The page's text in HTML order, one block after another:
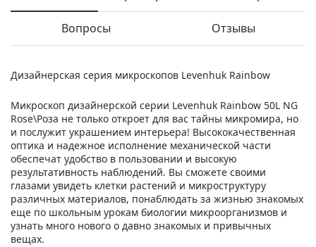
Вопросы Отзывы
Дизайнерская серия микроскопов Levenhuk Rainbow
Микроскоп дизайнерской серии Levenhuk Rainbow 50L NG
Rose\Роза не только откроет для вас тайны микромира, но
и послужит украшением интерьера! Высококачественная
оптика и надежное исполнение механической части
обеспечат удобство в пользовании и высокую
результативность наблюдений. Вы сможете своими
глазами увидеть клетки растений и микроструктуру
различных материалов, понаблюдать за жизнью знакомых
еще по школьным урокам биологии микроорганизмов и
узнать много нового о давно знакомых и привычных
вещах.